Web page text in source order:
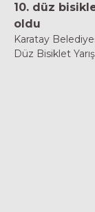
10. düz
oldu
Karatay
Düz Bisiklet